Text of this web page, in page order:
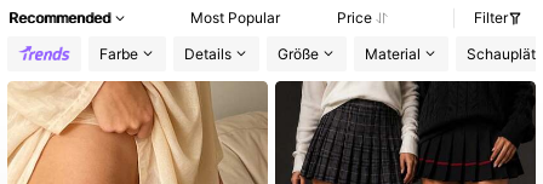
Recommended Most Popular Price
Filter
Farbe
Details Größe Material